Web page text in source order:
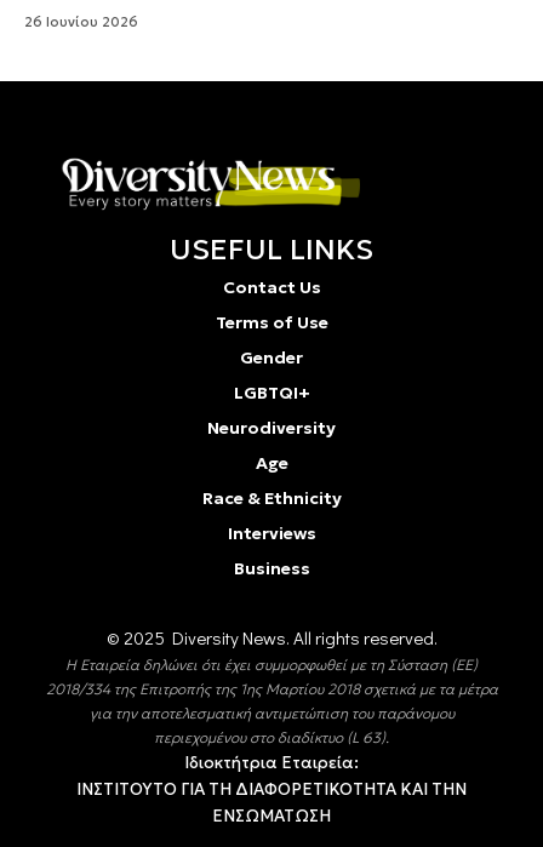
26 Ιουνίου 2026
USEFUL LINKS
Contact Us
Terms of Use
Gender
LGBTQI+
Neurodiversity
Age
Race & Ethnicity
Interviews
Business
© 2025 Diversity Νews. All rights reserved.
Η Εταιρεία δηλώνει ότι έχει συμμορφωθεί με τη Σύσταση (ΕΕ)
2018/334 της Επιτροπής της 1ης Μαρτίου 2018 σχετικά με τα μέτρα
για την αποτελεσματική αντιμετώπιση του παράνομου
περιεχομένου στο διαδίκτυο (L 63).
Ιδιοκτήτρια Εταιρεία:
ΙΝΣΤΙΤΟΥΤΟ ΓΙΑ ΤΗ ΔΙΑΦΟΡΕΤΙΚΟΤΗΤΑ ΚΑΙ ΤΗΝ
ΕΝΣΩΜΑΤΩΣΗ